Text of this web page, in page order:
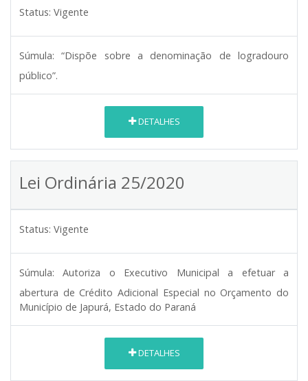
Status: Vigente
Súmula: “Dispõe sobre a denominação de logradouro
público”.
DETALHES
Lei Ordinária 25/2020
Status: Vigente
Súmula:
Autoriza o Executivo Municipal a efetuar a
abertura de Crédito Adicional Especial no Orçamento do
Município de Japurá, Estado do Paraná
DETALHES